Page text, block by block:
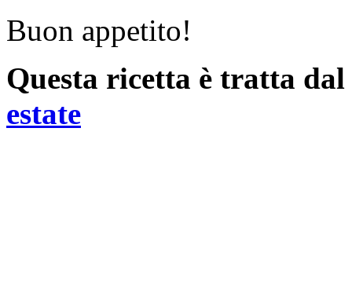
Buon appetito!
Questa ricetta è tratta
estate